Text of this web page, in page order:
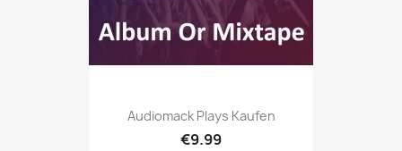
Audiomack Plays Kaufen
€9.99